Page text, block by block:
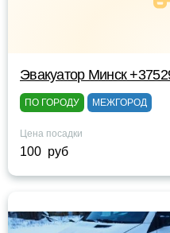
Эвакуатор Минск
ПО ГОРОДУ МЕЖГОРОД
Цена посадки
100 руб